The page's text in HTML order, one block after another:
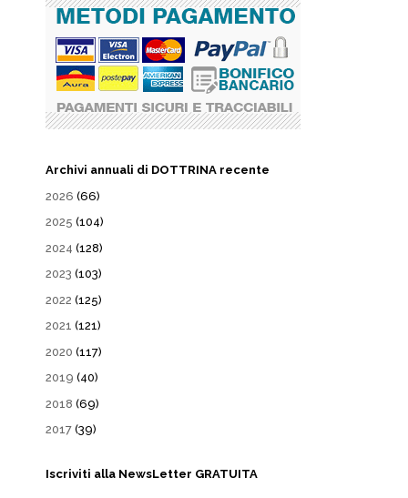
Archivi annuali di DOTTRINA recente
2026 (66)
2025 (104)
2024 (128)
2023 (103)
2022 (125)
2021 (121)
2020 (117)
2019 (40)
2018 (69)
2017 (39)
Iscriviti alla NewsLetter GRATUITA